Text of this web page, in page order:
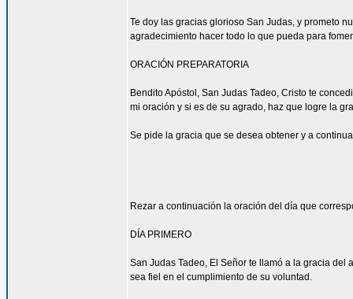
Te doy las gracias glorioso San Judas, y prometo
agradecimiento hacer todo lo que pueda para
ORACIÓN PREPARATORIA
Bendito Apóstol, San Judas Tadeo, Cristo te
mi oración y si es de su agrado, haz que logre la
Se pide la gracia que se desea obtener y a
Rezar a continuación la oración del día que
DÍA PRIMERO
San Judas Tadeo, El Señor te llamó a la gracia
sea fiel en el cumplimiento de su voluntad.